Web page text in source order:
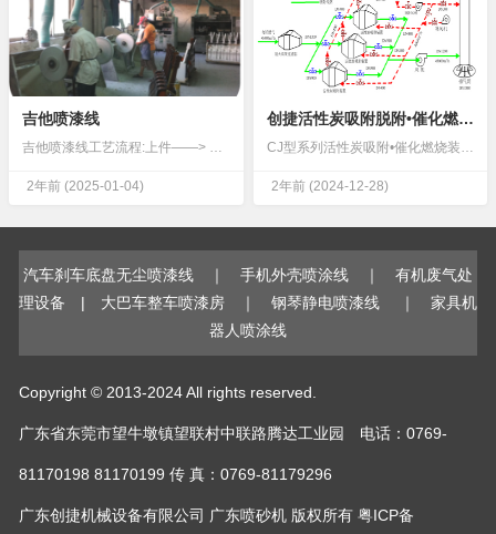
吉他喷漆线
吉他喷漆线工艺流程:上件——> 除尘——> 自动喷漆——> 手动喷漆——> 自动喷漆——> 手动喷漆——> 流平自干——> 下件设计数据:一.设计数据:1. 产品名称:木制件 ...
2年前 (2025-01-04)
创捷活性炭吸附脱附•催化燃烧装置
CJ型系列活性炭吸附•催化燃烧装置是我公司积累多年来的废气治理经验，研制成功的高效节能型系列产品。经众多用户使用，确认达到较先进水平。创捷活性炭吸附脱附•催化燃烧装置工艺流程工艺流程...
2年前(2024-12-28)
汽车刹车底盘无尘喷漆线 ｜ 手机外壳喷涂线 ｜ 有机废气处
理设备 | 大巴车整车喷漆房 ｜ 钢琴静电喷漆线 ｜ 家具机
器人喷涂线
Copyright © 2013-2024 All rights reserved.
广东省东莞市望牛墩镇望联村中联路腾达工业园 电话：0769-
81170198 81170199 传 真：0769-81179296
广东创捷机械设备有限公司 广东喷砂机 版权所有 粤ICP备